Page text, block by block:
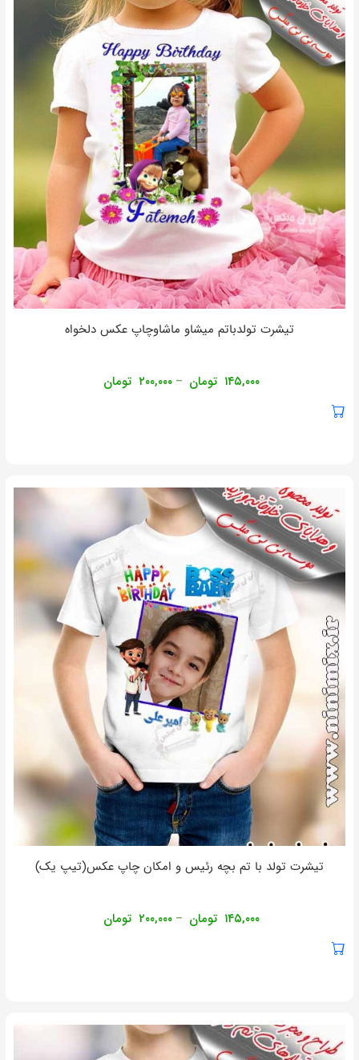
تیشرت تولدباتم میشاو ماشاوچاپ عکس دلخواه
۱۴۵,۰۰۰ تومان – ۲۰۰,۰۰۰ تومان
تیشرت تولد با تم بچه رئیس و امکان چاپ عکس(تیپ یک)
۱۴۵,۰۰۰ تومان – ۲۰۰,۰۰۰ تومان